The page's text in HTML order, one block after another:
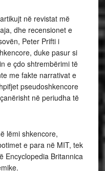
në revistat më
dhe recensionet e
Peter Prifti i
duke pasur si
e çdo shtrembërimi të
me fakte narrativat e
pseudoshkencore
në periudha të
lëmi shkencore,
e para në MIT, tek
Encyclopedia Britannica